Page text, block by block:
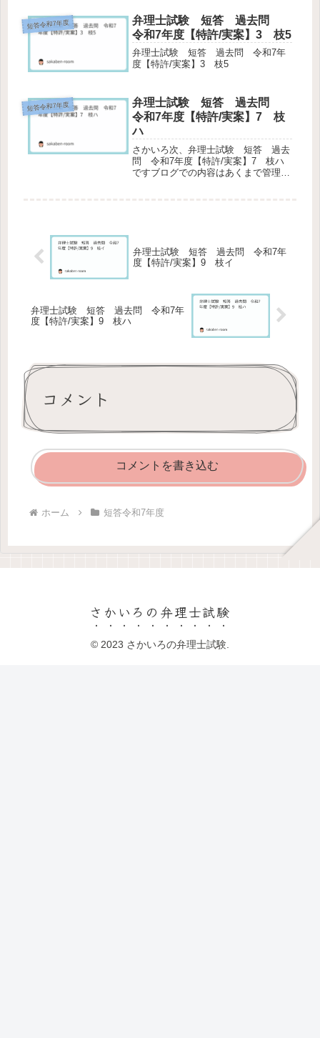
短答令和7年度
弁理士試験 短答 過去問
令和7年度【特許/実案】3 枝5
弁理士試験 短答 過去問 令和7年
度【特許/実案】3 枝5
短答令和7年度
弁理士試験 短答 過去問
令和7年度【特許/実案】7 枝
ハ
さかいろ次、弁理士試験 短答 過去
問 令和7年度【特許/実案】7 枝ハ
ですブログでの内容はあくまで管理人
弁理士試験 短答 過去問 令和7年
度【特許/実案】9 枝イ
弁理士試験 短答 過去問 令和7年
度【特許/実案】9 枝ハ
コメント
コメントを書き込む
ホーム 短答令和7年度
さかいろの弁理士試験
© 2023 さかいろの弁理士試験.